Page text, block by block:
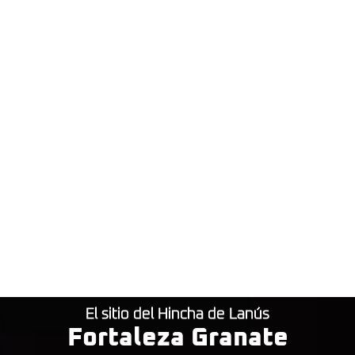
El sitio del Hincha de Lanús
Fortaleza Granate